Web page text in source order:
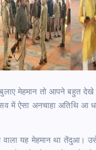
मेहमान तो आपने बहुत देखे
में ऐसा अनचाहा अतिथि आ
वाला यह मेहमान था तेंदुआ।